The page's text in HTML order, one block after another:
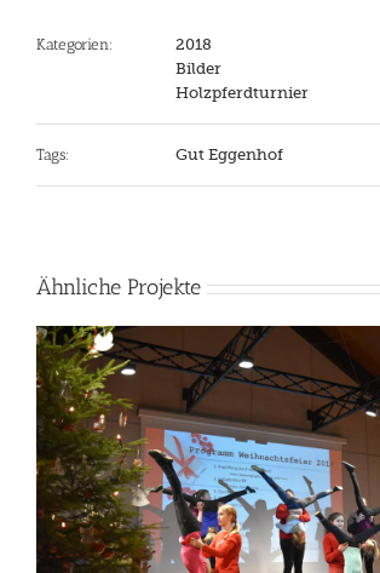
Kategorien:
2018
Bilder
Holzpferdturnier
Tags: Gut Eggenhof
Ähnliche Projekte